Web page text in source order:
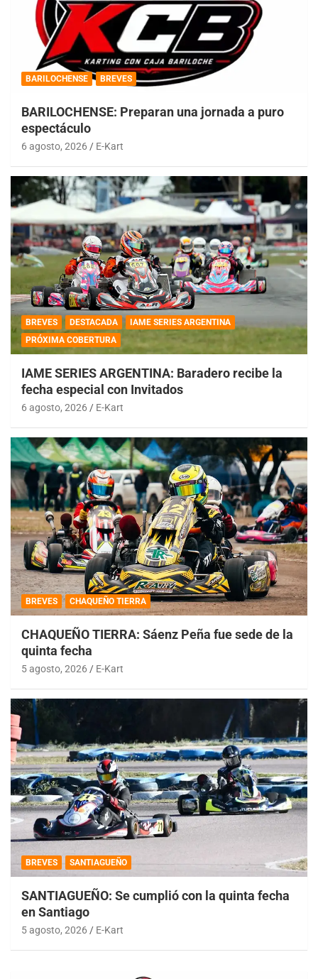
BARILOCHENSE BREVES
BARILOCHENSE: Preparan una jornada a puro
espectáculo
6 agosto, 2026 E-Kart
BREVES DESTACADA
IAME SERIES ARGENTINA
PRÓXIMA COBERTURA
IAME SERIES ARGENTINA: Baradero recibe la
fecha especial con Invitados
6 agosto, 2026 E-Kart
BREVES CHAQUEÑO TIERRA
CHAQUEÑO TIERRA: Sáenz Peña fue sede de la
quinta fecha
5 agosto, 2026 E-Kart
BREVES SANTIAGUEÑO
SANTIAGUEÑO: Se cumplió con la quinta fecha
en Santiago
5 agosto, 2026 E-Kart